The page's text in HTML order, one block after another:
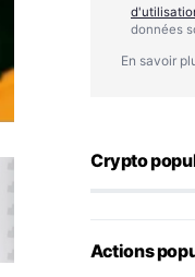
données
En savoir
Crypto
Actions